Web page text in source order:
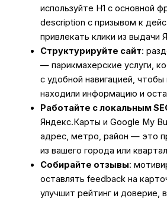
используйте H1 с основной
description с призывом к
привлекать клики из выдачи
Структурируйте сайт:
— парикмахерские услуги,
с удобной навигацией, чтобы
находили информацию и
Работайте с локальным
Яндекс.Карты и Google My
адрес, метро, район — это
из вашего города или
Собирайте отзывы:
оставлять feedback на
улучшит рейтинг и доверие,